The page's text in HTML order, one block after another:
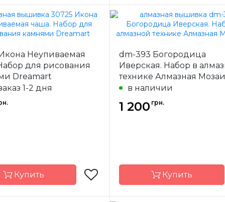
Алмазная
Украина
Бренд
Страна-
производитель
Зашивка
Камни
Неупиваемая
для рисования
Dreamart
1-2 дня
Купить
dm-393 Богородица
Иверская. Набор в
технике Алмазная
в наличии
1 200 грн.
Купить